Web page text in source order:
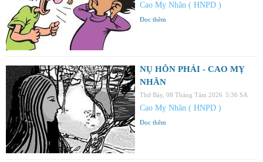
Cao Mỵ Nhân ( HNPD )
Đọc thêm
NỤ HÔN PHẢI - CAO MỴ
NHÂN
Thứ Bảy, 08 Tháng Tám 2026 5:36 SA
Cao Mỵ Nhân ( HNPD )
Đọc thêm